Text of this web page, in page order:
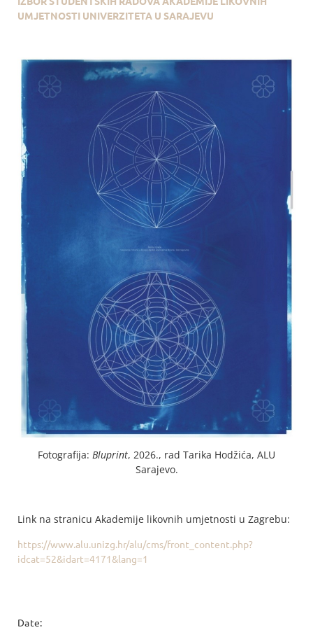
UMJETNOSTI UNIVERZITETA U SARAJEVU
Fotografija: Bluprint, 2026., rad Tarika Hodžića, ALU
Sarajevo.
Link na stranicu Akademije likovnih umjetnosti u Zagrebu:
https://www.alu.unizg.hr/alu/cms/front_content.php?
idcat=52&idart=4171&lang=1
Date: